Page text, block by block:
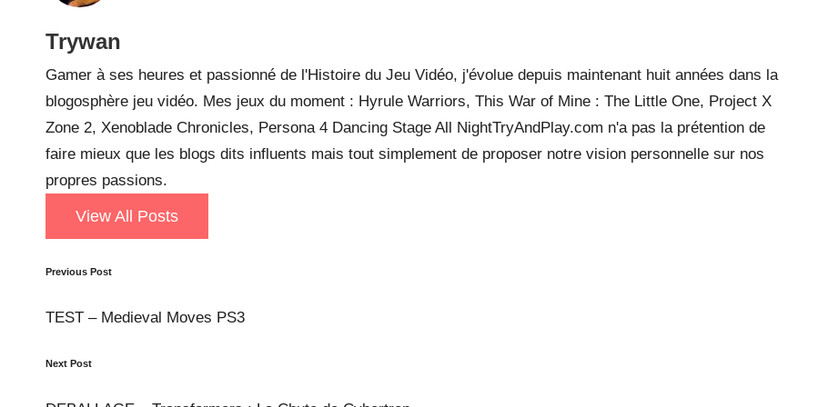
Trywan
Gamer à ses heures et passionné de l'Histoire du Jeu Vidéo, j'évolue depuis maintenant huit années dans la
blogosphère jeu vidéo. Mes jeux du moment : Hyrule Warriors, This War of Mine : The Little One, Project X
Zone 2, Xenoblade Chronicles, Persona 4 Dancing Stage All NightTryAndPlay.com n'a pas la prétention de
faire mieux que les blogs dits influents mais tout simplement de proposer notre vision personnelle sur nos
propres passions.
View All Posts
Post
navigation
Previous Post
TEST – Medieval Moves PS3
Next Post